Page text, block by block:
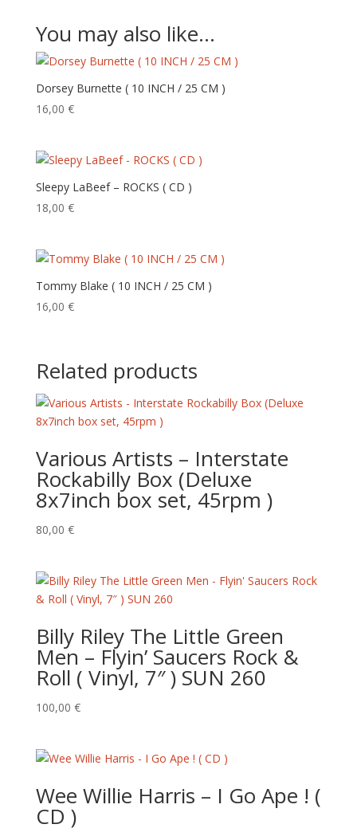
You may also like…
Dorsey Burnette ( 10 INCH / 25 CM )
16,00 €
Sleepy LaBeef – ROCKS ( CD )
18,00 €
Tommy Blake ( 10 INCH / 25 CM )
16,00 €
Related products
Various Artists – Interstate
Rockabilly Box (Deluxe
8x7inch box set, 45rpm )
80,00 €
Billy Riley The Little Green
Men – Flyin’ Saucers Rock &
Roll ( Vinyl, 7″ ) SUN 260
100,00 €
Wee Willie Harris – I Go Ape ! (
CD )